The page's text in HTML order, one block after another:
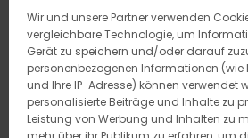
Wir und unsere Partner verwenden
vergleichbare Technologie, um
Gerät zu speichern und/oder darauf
personenbezogenen Informationen (wie
und Ihre IP-Adresse) können verwendet
personalisierte Beiträge und Inhalte zu
Leistung von Werbung und Inhalten zu